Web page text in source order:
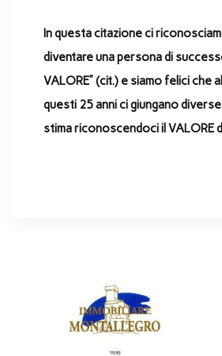
In questa citazione ci
diventare una persona di
VALORE” (cit.) e siamo felici che
questi 25 anni ci giungano
stima riconoscendoci il VALORE